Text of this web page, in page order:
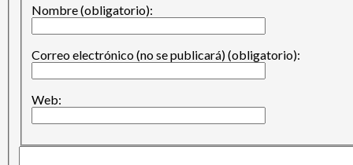
Nombre (obligatorio):
Correo electrónico (no se publicará) (obligatorio):
Web: